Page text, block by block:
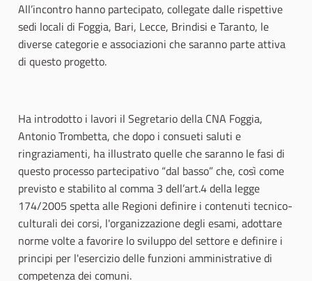
All’incontro hanno partecipato, collegate dalle rispettive
sedi locali di Foggia, Bari, Lecce, Brindisi e Taranto, le
diverse categorie e associazioni che saranno parte attiva
di questo progetto.
Ha introdotto i lavori il Segretario della CNA Foggia,
Antonio Trombetta, che dopo i consueti saluti e
ringraziamenti, ha illustrato quelle che saranno le fasi di
questo processo partecipativo “dal basso” che, così come
previsto e stabilito al comma 3 dell’art.4 della legge
174/2005 spetta alle Regioni definire i contenuti tecnico-
culturali dei corsi, l'organizzazione degli esami, adottare
norme volte a favorire lo sviluppo del settore e definire i
principi per l'esercizio delle funzioni amministrative di
competenza dei comuni.